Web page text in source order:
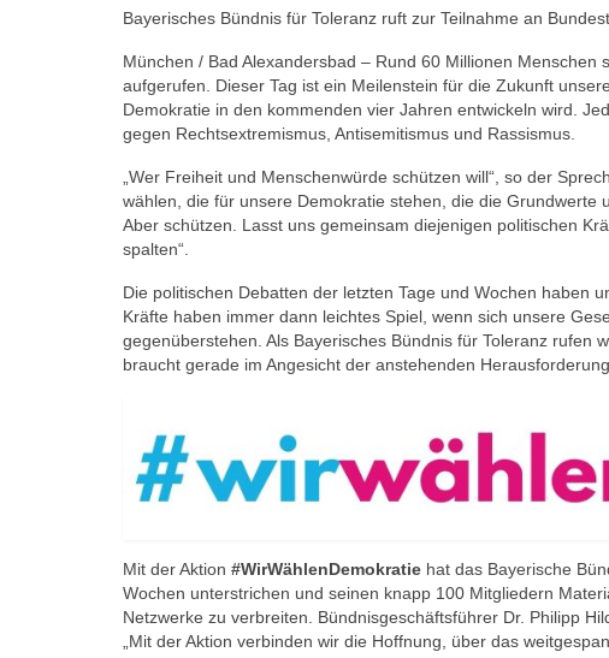
Bayerisches Bündnis für Toleranz ruft zur Teilnahme an
München / Bad Alexandersbad – Rund 60 Millionen
aufgerufen. Dieser Tag ist ein Meilenstein für die Zukunft
Demokratie in den kommenden vier Jahren entwickeln wird.
gegen Rechtsextremismus, Antisemitismus und Rassismus.
„Wer Freiheit und Menschenwürde schützen will“, so der
wählen, die für unsere Demokratie stehen, die die
Aber schützen. Lasst uns gemeinsam diejenigen politischen
spalten“.
Die politischen Debatten der letzten Tage und Wochen haben
Kräfte haben immer dann leichtes Spiel, wenn sich unsere
gegenüberstehen. Als Bayerisches Bündnis für Toleranz rufen
braucht gerade im Angesicht der anstehenden
Mit der Aktion #WirWählenDemokratie hat das Bayerische
Wochen unterstrichen und seinen knapp 100 Mitgliedern
Netzwerke zu verbreiten. Bündnisgeschäftsführer Dr. Philipp
„Mit der Aktion verbinden wir die Hoffnung, über das